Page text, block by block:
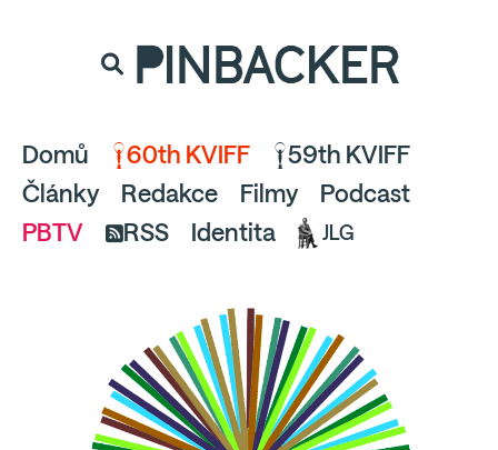
a pusťte se do čtení.
PINBACKER
Domů 60th KVIFF
59th KVIFF
Články
Redakce Filmy
Podcast
PBTV
RSS Identita JLG